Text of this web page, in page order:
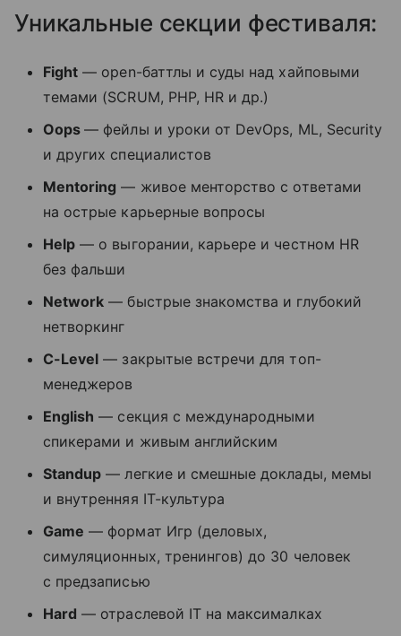
Уникальные секции фестиваля:
Fight — open-баттлы и суды над хайповыми
темами (SCRUM, PHP, HR и др.)
Oops— фейлы и уроки от DevOps, ML, Security
и других специалистов
Mentoring — живое менторство с ответами
на острые карьерные вопросы
Help — о выгорании, карьере и честном HR
без фальши
Network — быстрые знакомства и глубокий
нетворкинг
C-Level — закрытые встречи для топ-
менеджеров
English — секция с международными
спикерами и живым английским
Standup — легкие и смешные доклады, мемы
и внутренняя IT-культура
Game — формат Игр (деловых,
симуляционных, тренингов) до 30 человек
с предзаписью
Hard — отраслевой IT на максималках